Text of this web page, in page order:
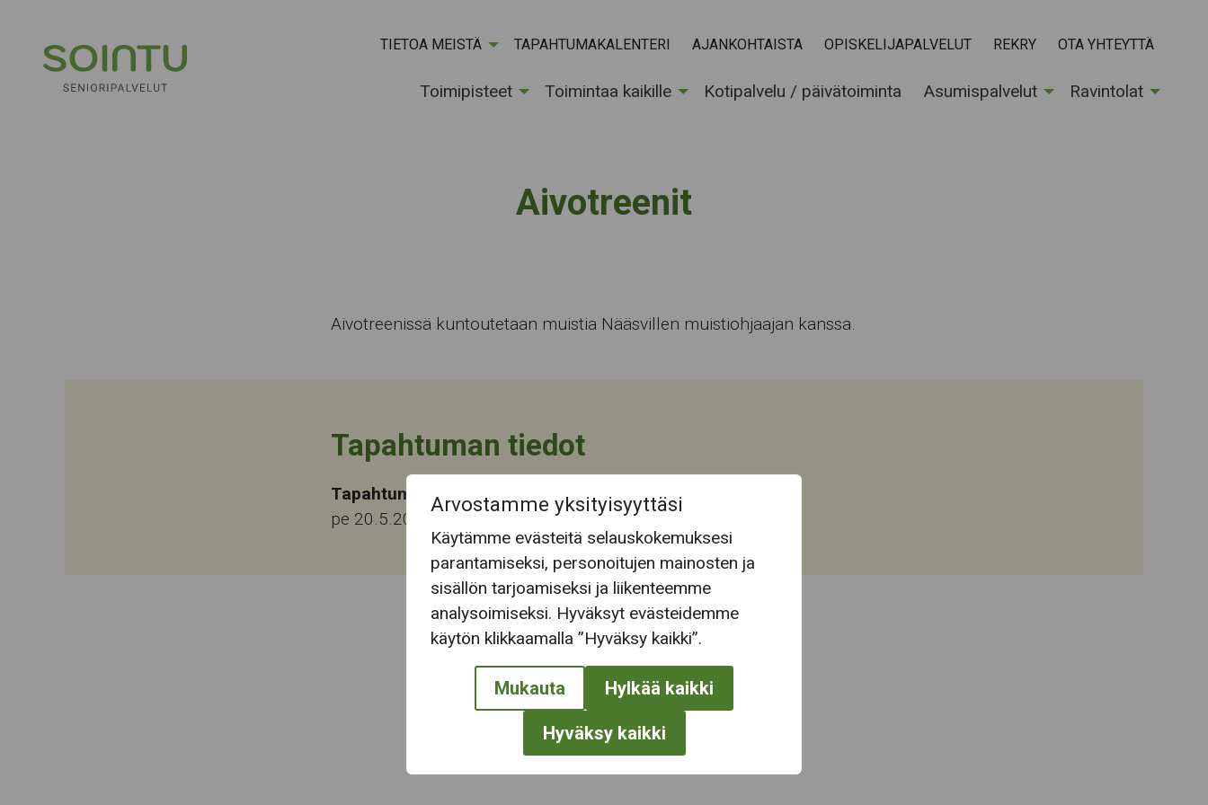
Arvostamme yksityisyyttäsi
Käytämme evästeitä selauskokemuksesi
parantamiseksi, personoitujen mainosten ja
sisällön tarjoamiseksi ja liikenteemme
analysoimiseksi. Hyväksyt evästeidemme
käytön klikkaamalla ”Hyväksy kaikki”.
Mukauta Hylkää kaikki
Hyväksy kaikki
TIETOA MEISTÄ TAPAHTUMAKALENTERI AJANKOHTAISTA OPISKELIJAPALVELUT REKRY OTA YHTEYTTÄ
Toimipisteet Toimintaa kaikille Kotipalvelu / päivätoiminta Asumispalvelut Ravintolat
Aivotreenit
Tapahtumapaikka:
Aivotreenissä kuntoutetaan muistia Nääsvillen muistiohjaajan kanssa.
Tapahtuman tiedot
Tapahtuma-aika
pe 20.5.2022 10:00
← Näytä kaikki tapahtumat